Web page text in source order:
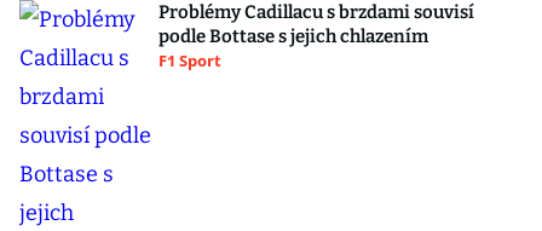
Problémy Cadillacu s brzdami souvisí
podle Bottase s jejich chlazením
F1 Sport